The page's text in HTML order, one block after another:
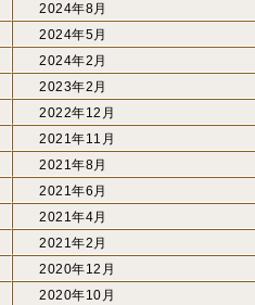
2024年8月
2024年5月
2024年2月
2023年2月
2022年12月
2021年11月
2021年8月
2021年6月
2021年4月
2021年2月
2020年12月
2020年10月